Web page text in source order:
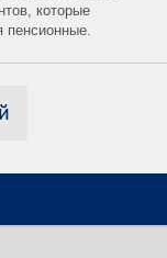
которые